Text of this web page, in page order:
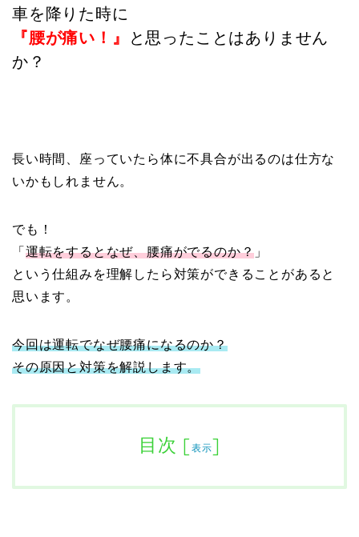
車を降りた時に
『腰が痛い！』
と思ったことはありません
か？
長い時間、座っていたら体に不具合が出るのは仕方な
いかもしれません。
でも！
「 運転をするとなぜ、腰痛がでるのか？ 」
という仕組みを理解したら対策ができることがあると
思います。
今回は運転でなぜ腰痛になるのか？
その原因と対策を解説します。
目次 [表示]